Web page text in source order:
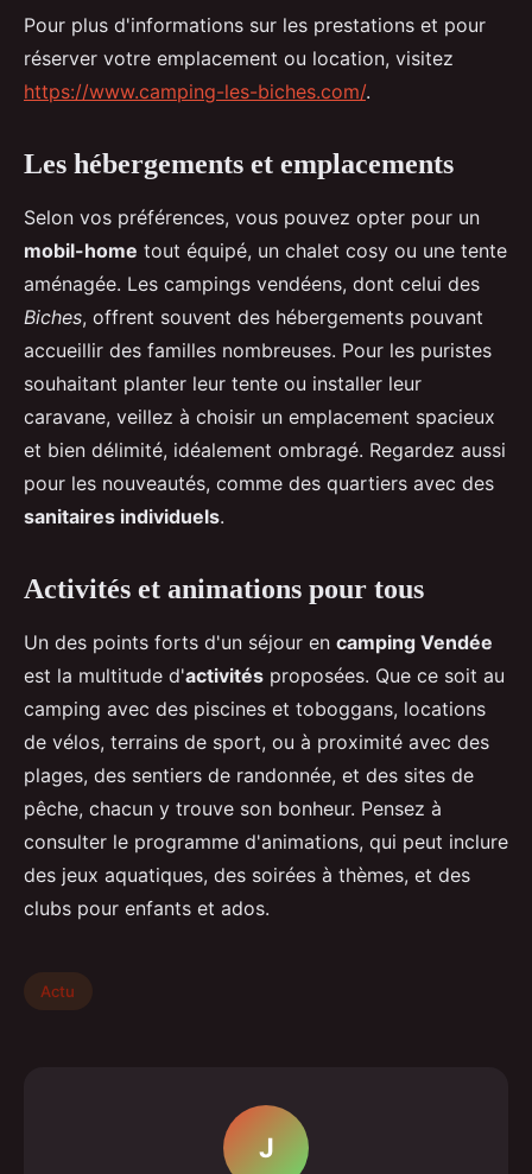
Pour plus d'informations sur les prestations et pour
réserver votre emplacement ou location, visitez
https://www.camping-les-biches.com/.
Les hébergements et emplacements
Selon vos préférences, vous pouvez opter pour un
mobil-home tout équipé, un chalet cosy ou une tente
aménagée. Les campings vendéens, dont celui des
Biches, offrent souvent des hébergements pouvant
accueillir des familles nombreuses. Pour les puristes
souhaitant planter leur tente ou installer leur
caravane, veillez à choisir un emplacement spacieux
et bien délimité, idéalement ombragé. Regardez aussi
pour les nouveautés, comme des quartiers avec des
sanitaires individuels.
Activités et animations pour tous
Un des points forts d'un séjour en camping Vendée
est la multitude d'activités proposées. Que ce soit au
camping avec des piscines et toboggans, locations
de vélos, terrains de sport, ou à proximité avec des
plages, des sentiers de randonnée, et des sites de
pêche, chacun y trouve son bonheur. Pensez à
consulter le programme d'animations, qui peut inclure
des jeux aquatiques, des soirées à thèmes, et des
clubs pour enfants et ados.
Actu
J